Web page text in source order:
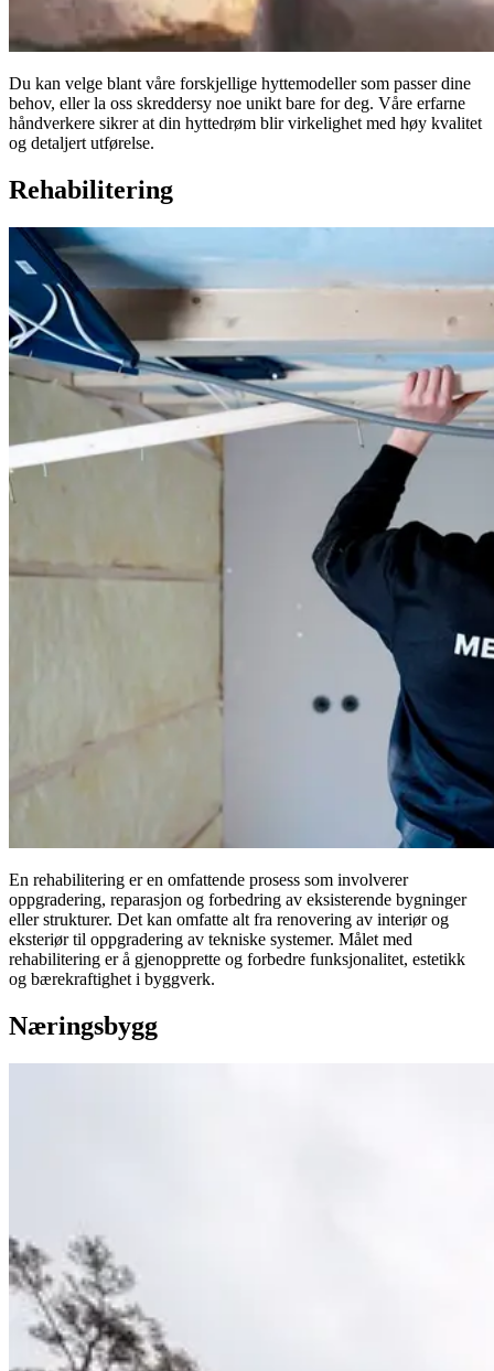
Du kan velge blant våre forskjellige hyttemodeller som passer dine
behov, eller la oss skreddersy noe unikt bare for deg. Våre erfarne
håndverkere sikrer at din hyttedrøm blir virkelighet med høy kvalitet
og detaljert utførelse.
Rehabilitering
En rehabilitering er en omfattende prosess som involverer
oppgradering, reparasjon og forbedring av eksisterende bygninger
eller strukturer. Det kan omfatte alt fra renovering av interiør og
eksteriør til oppgradering av tekniske systemer. Målet med
rehabilitering er å gjenopprette og forbedre funksjonalitet, estetikk
og bærekraftighet i byggverk.
Næringsbygg